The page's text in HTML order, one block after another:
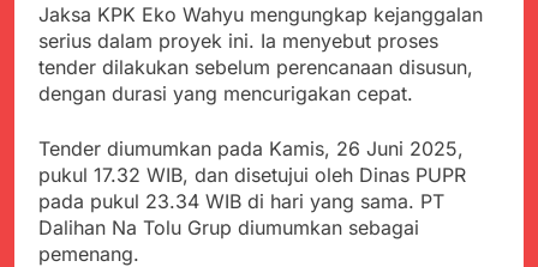
Jaksa KPK Eko Wahyu mengungkap kejanggalan
serius dalam proyek ini. Ia menyebut proses
tender dilakukan sebelum perencanaan disusun,
dengan durasi yang mencurigakan cepat.
Tender diumumkan pada Kamis, 26 Juni 2025,
pukul 17.32 WIB, dan disetujui oleh Dinas PUPR
pada pukul 23.34 WIB di hari yang sama. PT
Dalihan Na Tolu Grup diumumkan sebagai
pemenang.